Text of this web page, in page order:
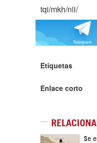
tqi/mkh/nii/
Etiquetas
Enlace corto
Se